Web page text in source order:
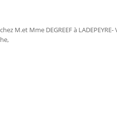
M.et Mme DEGREEF à LADEPEYRE-